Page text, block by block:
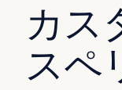
カス
スペ